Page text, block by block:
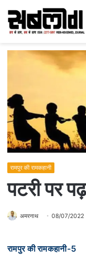
रामपुर की रामकहानी
पटरी पर
अमरनाथ 08/07/2022
रामपुर की रामकहानी-5